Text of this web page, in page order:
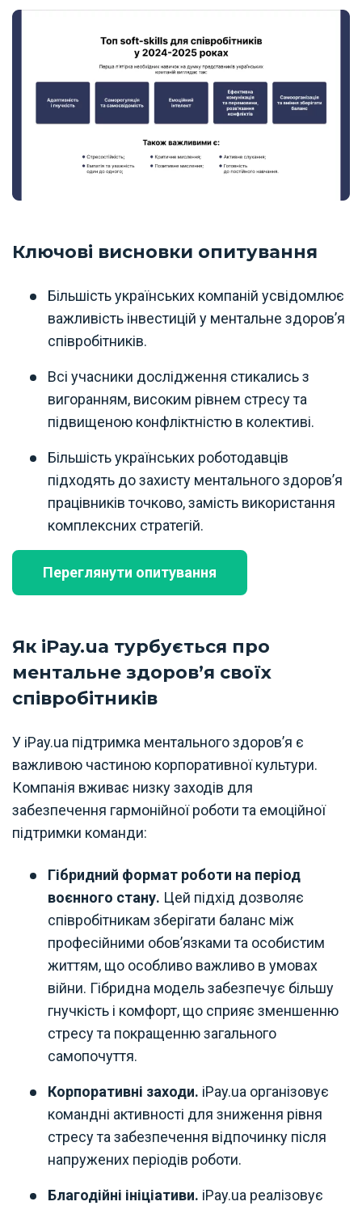
Ключові висновки опитування
Більшість українських компаній усвідомлює
важливість інвестицій у ментальне здоров’я
співробітників.
Всі учасники дослідження стикались з
вигоранням, високим рівнем стресу та
підвищеною конфліктністю в колективі.
Більшість українських роботодавців
підходять до захисту ментального здоров’я
працівників точково, замість використання
комплексних стратегій.
Переглянути опитування
Як iPay.ua турбується про
ментальне здоров’я своїх
співробітників
У iPay.ua підтримка ментального здоров’я є
важливою частиною корпоративної культури.
Компанія вживає низку заходів для
забезпечення гармонійної роботи та емоційної
підтримки команди:
Гібридний формат роботи на період
воєнного стану. Цей підхід дозволяє
співробітникам зберігати баланс між
професійними обов’язками та особистим
життям, що особливо важливо в умовах
війни. Гібридна модель забезпечує більшу
гнучкість і комфорт, що сприяє зменшенню
стресу та покращенню загального
самопочуття.
Корпоративні заходи. iPay.ua організовує
командні активності для зниження рівня
стресу та забезпечення відпочинку після
напружених періодів роботи.
Благодійні ініціативи. iPay.ua реалізовує